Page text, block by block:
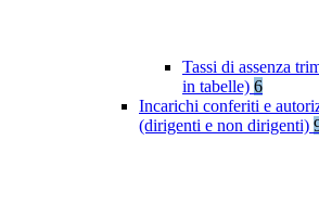
Tassi di assenza
in tabelle) 6
Incarichi conferiti e
(dirigenti e non dirigenti)